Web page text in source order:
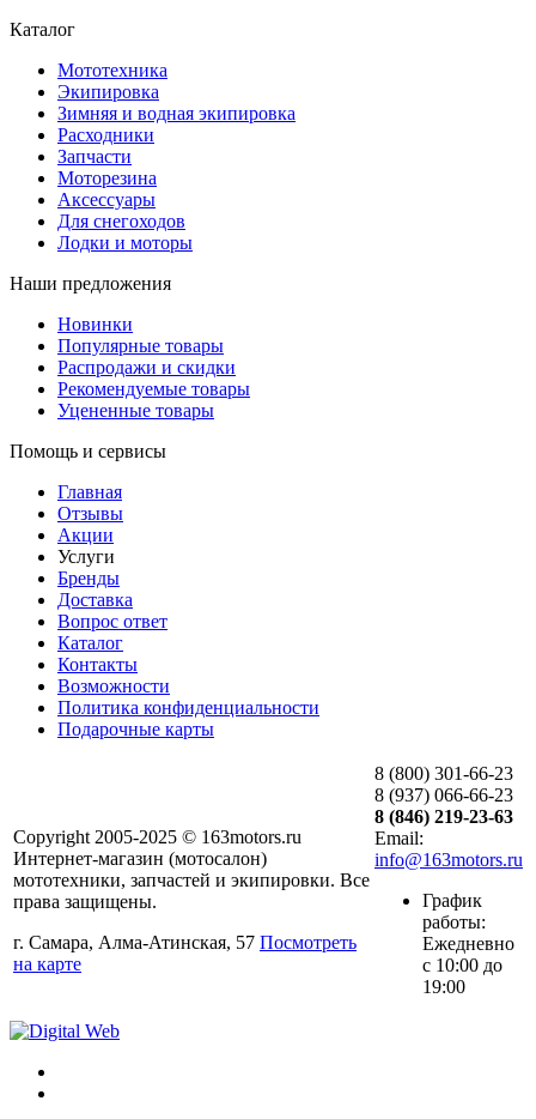
Каталог
Мототехника
Экипировка
Зимняя и водная экипировка
Расходники
Запчасти
Моторезина
Аксессуары
Для снегоходов
Лодки и моторы
Наши предложения
Новинки
Популярные товары
Распродажи и скидки
Рекомендуемые товары
Уцененные товары
Помощь и сервисы
Главная
Отзывы
Акции
Услуги
Бренды
Доставка
Вопрос ответ
Каталог
Контакты
Возможности
Политика конфиденциальности
Подарочные карты
Copyright 2005-2025 © 163motors.ru
Интернет-магазин (мотосалон)
мототехники, запчастей и экипировки. Все
права защищены.
г. Самара, Алма-Атинская, 57 Посмотреть
на карте
8 (800) 301-66-23
8 (937) 066-66-23
8 (846) 219-23-63
Email:
info@163motors.ru
График
работы:
Ежедневно
с 10:00 до
19:00